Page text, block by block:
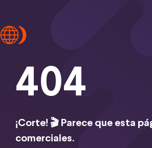
404
¡Corte! 🎬 Parece que esta
comerciales.